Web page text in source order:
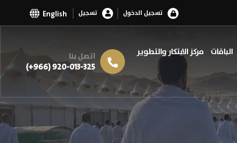
تسجيل الدخول تسجيل English
الباقات
مركز الابتكار والتطوير
اتصل بنا
(+966) 920-013-325